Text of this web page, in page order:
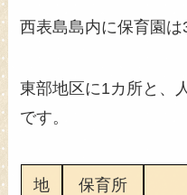
西表島島内に保育園は
東部地区に1カ所と、
です。
地
保育所